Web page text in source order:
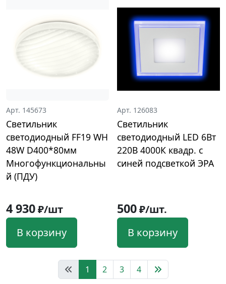
Арт. 145673
Светильник
светодиодный FF19 WH
48W D400*80мм
Многофункциональны
й (ПДУ)
4 930₽/шт
В корзину
Арт. 126083
Светильник
светодиодный LED 6Вт
220В 4000К квадр. c
cиней подсветкой ЭРА
500₽/шт.
В корзину
1 2 3 4